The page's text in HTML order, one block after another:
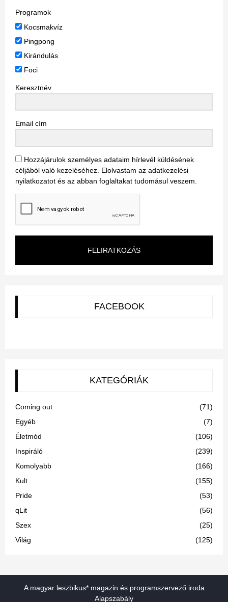
Programok
Kocsmakvíz
Pingpong
Kirándulás
Foci
Keresztnév
Email cím
Hozzájárulok személyes adataim hírlevél küldésének
céljából való kezeléséhez. Elolvastam az adatkezelési
nyilatkozatot és az abban foglaltakat tudomásul veszem.
FELIRATKOZÁS
FACEBOOK
KATEGÓRIÁK
Coming out
(71)
Egyéb
(7)
Életmód
(106)
Inspiráló
(239)
Komolyabb
(166)
Kult
(155)
Pride
(53)
qLit
(56)
Szex
(25)
Világ
(125)
A magyar leszbikus* magazin és programszervező iroda
Alapszabály